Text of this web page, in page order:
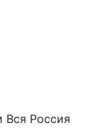
Вся Россия